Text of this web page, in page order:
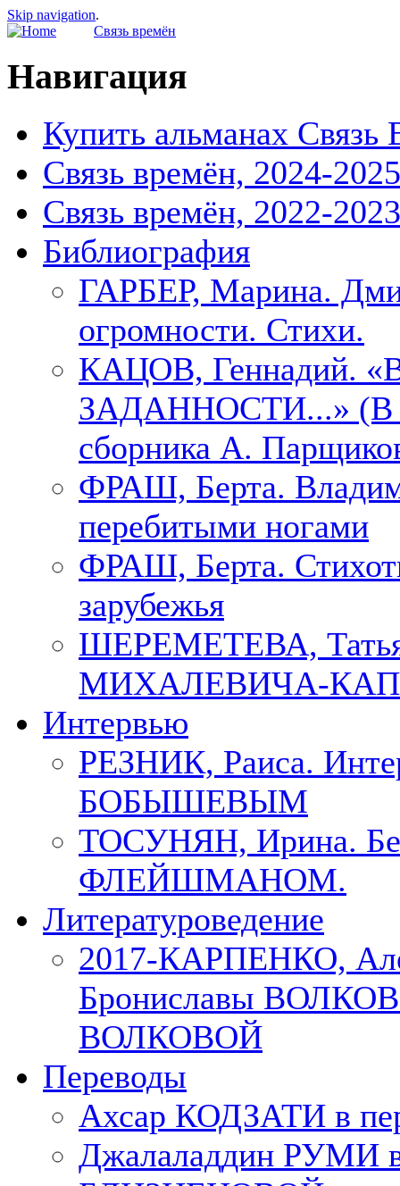
Skip navigation.
Связь времён
Навигация
Купить альманах Связь
Связь времён, 2024-2025
Связь времён, 2022-2023
Библиография
ГАРБЕР, Марина.
огромности. Стихи.
КАЦОВ, Геннадий.
ЗАДАННОСТИ...» (В
сборника А.
ФРАШ, Берта.
перебитыми ногами
ФРАШ, Берта.
зарубежья
ШЕРЕМЕТЕВА,
МИХАЛЕВИЧА-
Интервью
РЕЗНИК, Раиса.
БОБЫШЕВЫМ
ТОСУНЯН, Ирина.
ФЛЕЙШМАНОМ.
Литературоведение
2017-КАРПЕНКО,
Брониславы
ВОЛКОВОЙ
Переводы
Ахсар КОДЗАТИ в
Джалаладдин РУМИ